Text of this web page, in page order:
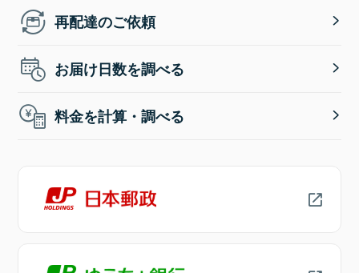
再配達のご依頼
お届け日数を調べる
料金を計算・調べる